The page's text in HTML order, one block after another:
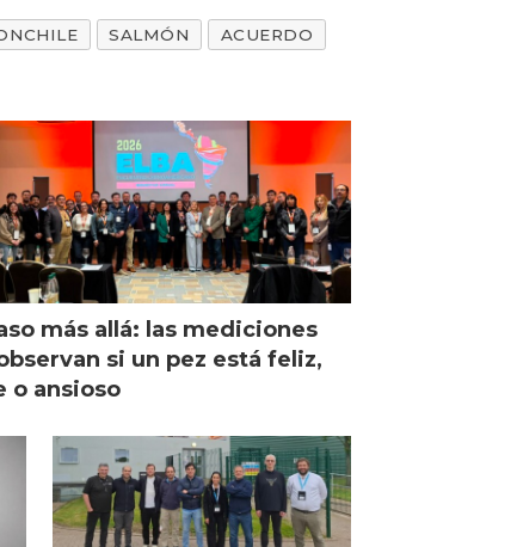
SALMÓN ACUERDO
más allá: las mediciones
si un pez está feliz,
o ansioso